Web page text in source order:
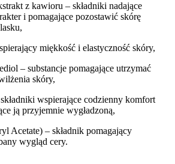
z kawioru – składniki nadające
i pomagające pozostawić skórę
miękkość i elastyczność skóry,
– substancje pomagające utrzymać
skóry,
wspierające codzienny komfort
ją przyjemnie wygładzoną,
Acetate) – składnik pomagający
wygląd cery.